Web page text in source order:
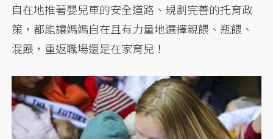
自在地推著嬰兒車的安全道路、規劃完善的托育政
策，都能讓媽媽自在且有力量地選擇親餵、瓶餵、
混餵，重返職場還是在家育兒！